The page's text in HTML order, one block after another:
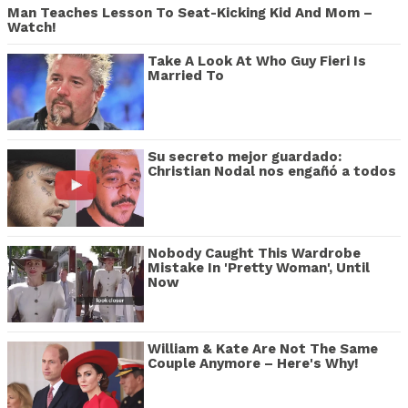
Man Teaches Lesson To Seat-Kicking Kid And Mom –
Watch!
Take A Look At Who Guy Fieri Is
Married To
Su secreto mejor guardado:
Christian Nodal nos engañó a todos
Nobody Caught This Wardrobe
Mistake In 'Pretty Woman', Until
Now
William & Kate Are Not The Same
Couple Anymore – Here's Why!